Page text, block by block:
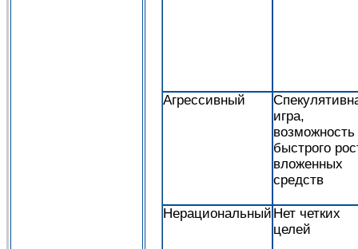
Агрессивный
игра,
возможность
быстрого
вложенных
средств
Нерациональный Нет четких
целей